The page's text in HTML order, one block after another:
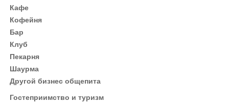
Кафе
Кофейня
Бар
Клуб
Пекарня
Шаурма
Другой бизнес общепита
Гостеприимство и туризм